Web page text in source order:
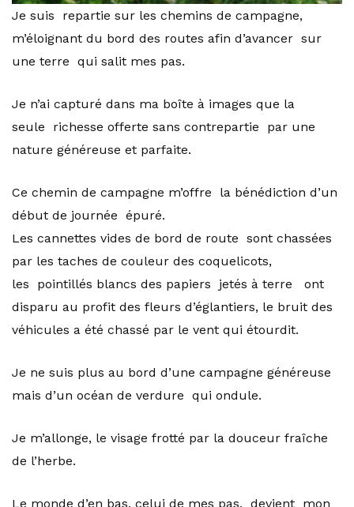
Je suis repartie sur les chemins de campagne,
m’éloignant du bord des routes afin d’avancer sur
une terre qui salit mes pas.
Je n’ai capturé dans ma boîte à images que la
seule richesse offerte sans contrepartie par une
nature généreuse et parfaite.
Ce chemin de campagne m’offre la bénédiction d’un
début de journée épuré.
Les cannettes vides de bord de route sont chassées
par les taches de couleur des coquelicots,
les pointillés blancs des papiers jetés à terre ont
disparu au profit des fleurs d’églantiers, le bruit des
véhicules a été chassé par le vent qui étourdit.
Je ne suis plus au bord d’une campagne généreuse
mais d’un océan de verdure qui ondule.
Je m’allonge, le visage frotté par la douceur fraîche
de l’herbe.
Le monde d’en bas, celui de mes pas, devient mon